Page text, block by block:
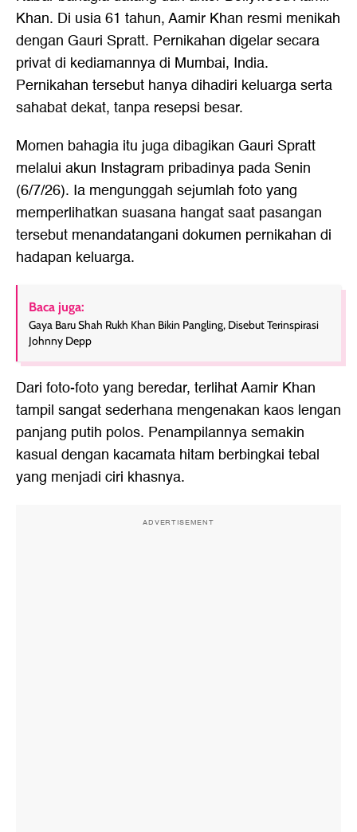
Khan. Di usia 61 tahun, Aamir Khan resmi menikah
dengan Gauri Spratt. Pernikahan digelar secara
privat di kediamannya di Mumbai, India.
Pernikahan tersebut hanya dihadiri keluarga serta
sahabat dekat, tanpa resepsi besar.
Momen bahagia itu juga dibagikan Gauri Spratt
melalui akun Instagram pribadinya pada Senin
(6/7/26). Ia mengunggah sejumlah foto yang
memperlihatkan suasana hangat saat pasangan
tersebut menandatangani dokumen pernikahan di
hadapan keluarga.
Baca juga:
Gaya Baru Shah Rukh Khan Bikin Pangling, Disebut Terinspirasi
Johnny Depp
Dari foto-foto yang beredar, terlihat Aamir Khan
tampil sangat sederhana mengenakan kaos lengan
panjang putih polos. Penampilannya semakin
kasual dengan kacamata hitam berbingkai tebal
yang menjadi ciri khasnya.
ADVERTISEMENT